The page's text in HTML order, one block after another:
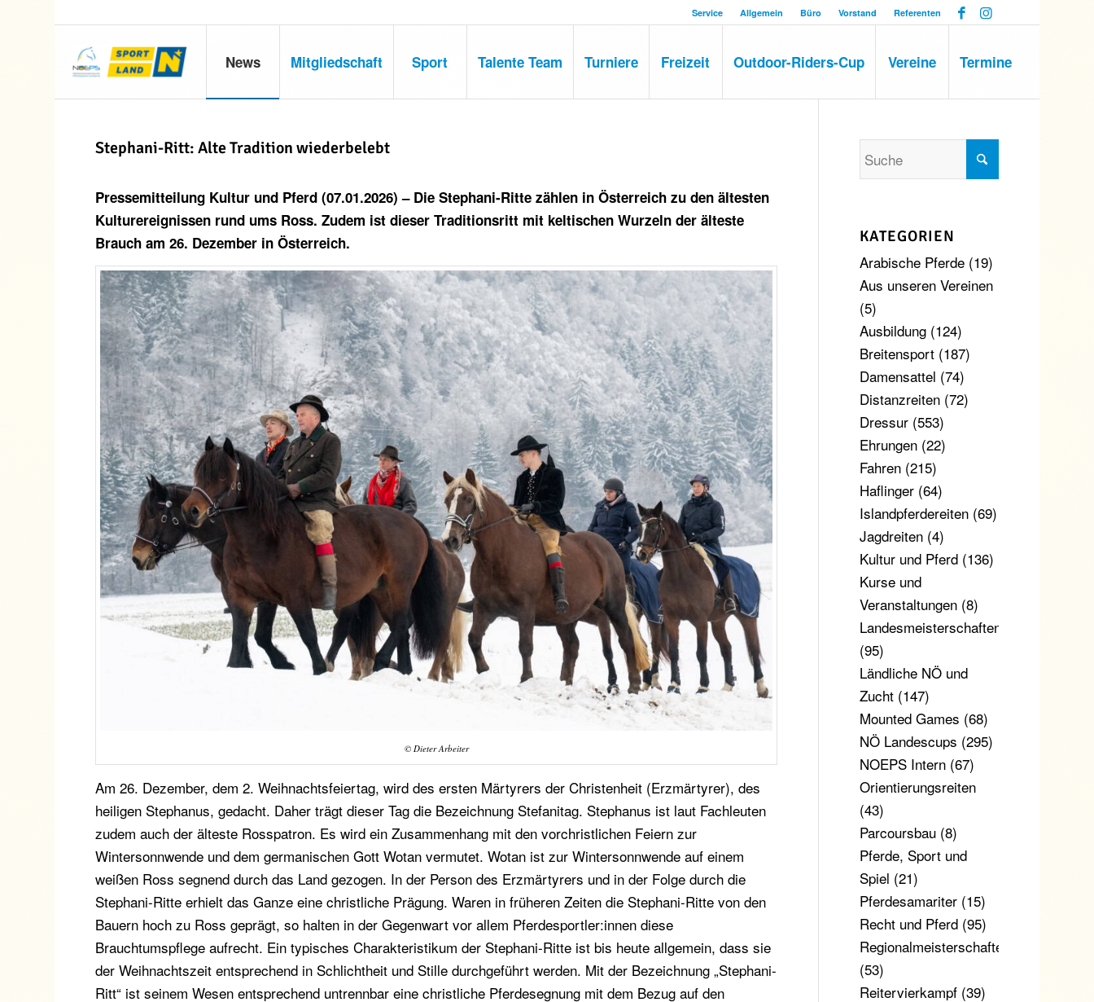
Service Allgemein Büro Vorstand Referenten
News Mitgliedschaft Sport Talente Team Turniere Freizeit Outdoor-Riders-Cup Vereine Termine
Stephani-Ritt: Alte Tradition wiederbelebt
Pressemitteilung Kultur und Pferd (07.01.2026) – Die Stephani-Ritte zählen in Österreich zu den ältesten
Kulturereignissen rund ums Ross. Zudem ist dieser Traditionsritt mit keltischen Wurzeln der älteste
Brauch am 26. Dezember in Österreich.
© Dieter Arbeiter
Am 26. Dezember, dem 2. Weihnachtsfeiertag, wird des ersten Märtyrers der Christenheit (Erzmärtyrer), des
heiligen Stephanus, gedacht. Daher trägt dieser Tag die Bezeichnung Stefanitag. Stephanus ist laut Fachleuten
zudem auch der älteste Rosspatron. Es wird ein Zusammenhang mit den vorchristlichen Feiern zur
Wintersonnwende und dem germanischen Gott Wotan vermutet. Wotan ist zur Wintersonnwende auf einem
weißen Ross segnend durch das Land gezogen. In der Person des Erzmärtyrers und in der Folge durch die
Stephani-Ritte erhielt das Ganze eine christliche Prägung. Waren in früheren Zeiten die Stephani-Ritte von den
Bauern hoch zu Ross geprägt, so halten in der Gegenwart vor allem Pferdesportler:innen diese
Brauchtumspflege aufrecht. Ein typisches Charakteristikum der Stephani-Ritte ist bis heute allgemein, dass sie
der Weihnachtszeit entsprechend in Schlichtheit und Stille durchgeführt werden. Mit der Bezeichnung „Stephani-
Ritt“ ist seinem Wesen entsprechend untrennbar eine christliche Pferdesegnung mit dem Bezug auf den
KATEGORIEN
Arabische Pferde(19)
Aus unseren Vereinen
(5)
Ausbildung(124)
Breitensport(187)
Damensattel (74)
Distanzreiten(72)
Dressur(553)
Ehrungen(22)
Fahren(215)
Haflinger(64)
Islandpferdereiten(69)
Jagdreiten(4)
Kultur und Pferd(136)
Kurse und
Veranstaltungen(8)
Landesmeisterschaften
(95)
Ländliche NÖ und
Zucht(147)
Mounted Games (68)
NÖ Landescups (295)
NOEPS Intern(67)
Orientierungsreiten
(43)
Parcoursbau(8)
Pferde, Sport und
Spiel (21)
Pferdesamariter(15)
Recht und Pferd(95)
Regionalmeisterschaften
(53)
Reitervierkampf(39)